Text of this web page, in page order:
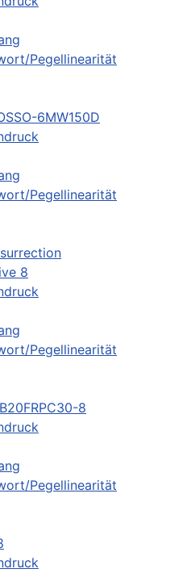
Pegellinearität
6MW150D
Pegellinearität
8
Pegellinearität
8
Pegellinearität